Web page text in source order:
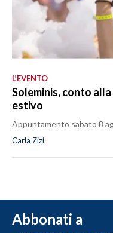
L’EVENTO
Soleminis, conto
estivo
Appuntamento sabato 8
Carla Zizi
Abbonati a